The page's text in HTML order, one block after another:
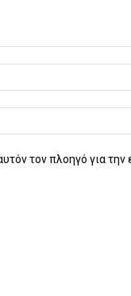
τον πλοηγό για